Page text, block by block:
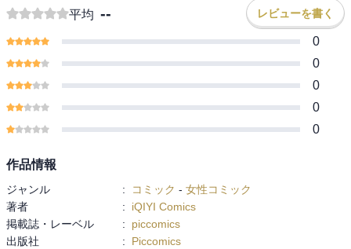
平均 -- レビューを書く
0
0
0
0
0
作品情報
ジャンル : コミック - 女性コミック
著者
:
iQIYI Comics
掲載誌・レーベル
:
piccomics
出版社
:
Piccomics